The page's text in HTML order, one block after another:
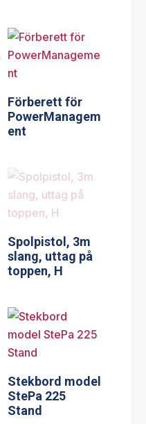
Förberett för
PowerManagem
ent
Spolpistol, 3m
slang, uttag på
toppen, H
Stekbord model
StePa 225
Stand